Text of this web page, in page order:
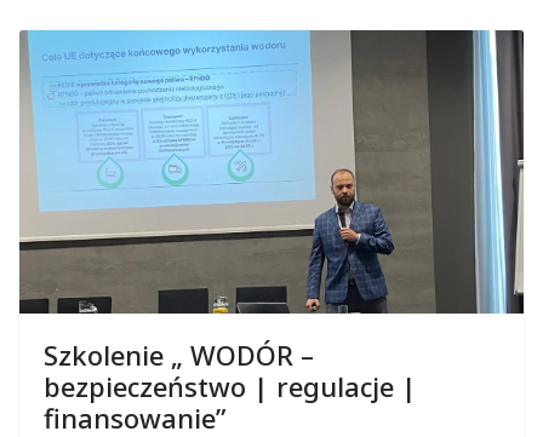
Szkolenie „ WODÓR –
bezpieczeństwo | regulacje |
finansowanie”